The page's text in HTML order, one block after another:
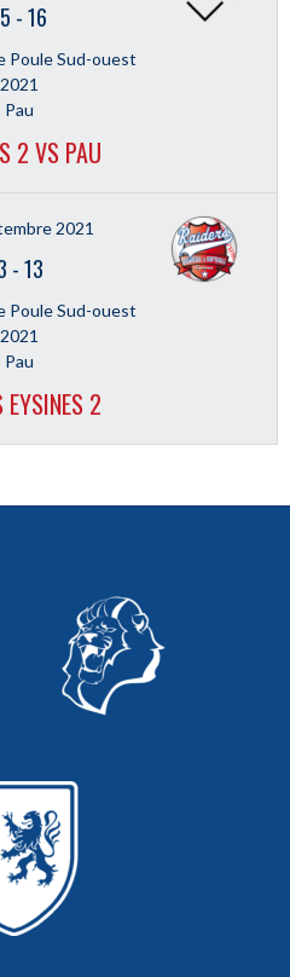
-16
Poule Sud-ouest
2021
Pau
2 VS PAU
2021
-13
Poule Sud-ouest
2021
Pau
EYSINES 2